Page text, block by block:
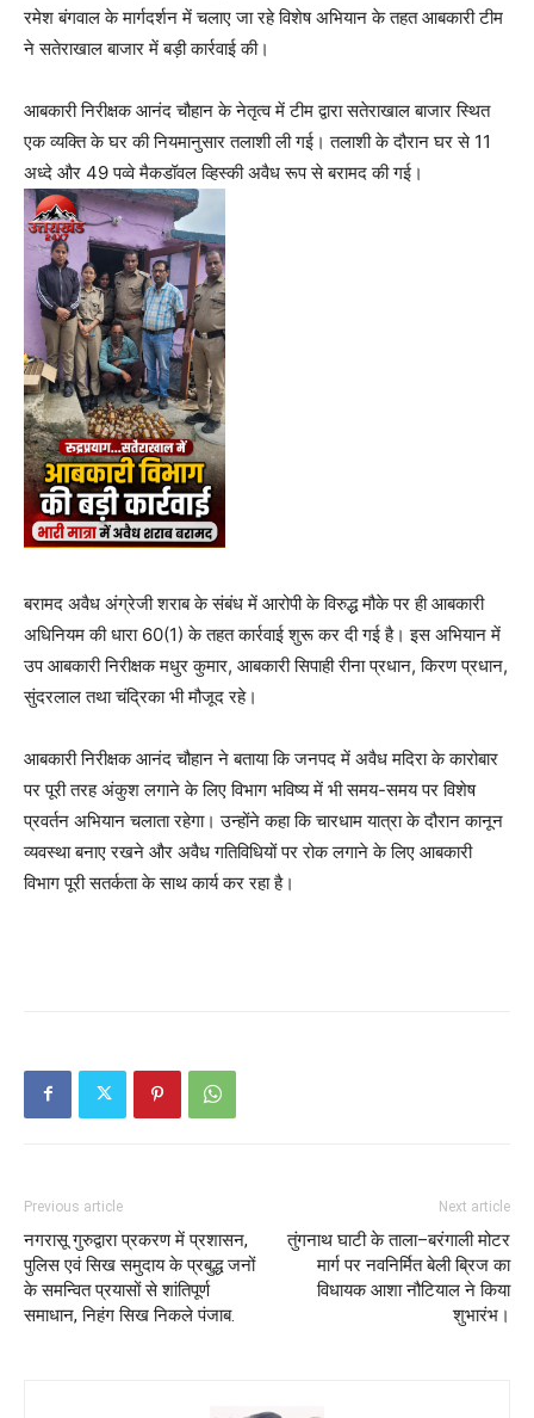
रमेश बंगवाल के मार्गदर्शन में चलाए जा रहे विशेष अभियान के तहत आबकारी टीम
ने सतेराखाल बाजार में बड़ी कार्रवाई की।
आबकारी निरीक्षक आनंद चौहान के नेतृत्व में टीम द्वारा सतेराखाल बाजार स्थित
एक व्यक्ति के घर की नियमानुसार तलाशी ली गई। तलाशी के दौरान घर से 11
अध्दे और 49 पव्वे मैकडॉवल व्हिस्की अवैध रूप से बरामद की गई।
बरामद अवैध अंग्रेजी शराब के संबंध में आरोपी के विरुद्ध मौके पर ही आबकारी
अधिनियम की धारा 60(1) के तहत कार्रवाई शुरू कर दी गई है। इस अभियान में
उप आबकारी निरीक्षक मधुर कुमार, आबकारी सिपाही रीना प्रधान, किरण प्रधान,
सुंदरलाल तथा चंद्रिका भी मौजूद रहे।
आबकारी निरीक्षक आनंद चौहान ने बताया कि जनपद में अवैध मदिरा के कारोबार
पर पूरी तरह अंकुश लगाने के लिए विभाग भविष्य में भी समय-समय पर विशेष
प्रवर्तन अभियान चलाता रहेगा। उन्होंने कहा कि चारधाम यात्रा के दौरान कानून
व्यवस्था बनाए रखने और अवैध गतिविधियों पर रोक लगाने के लिए आबकारी
विभाग पूरी सतर्कता के साथ कार्य कर रहा है।
Previous article
नगरासू गुरुद्वारा प्रकरण में प्रशासन,
पुलिस एवं सिख समुदाय के प्रबुद्ध जनों
के समन्वित प्रयासों से शांतिपूर्ण
समाधान, निहंग सिख निकले पंजाब.
Next article
तुंगनाथ घाटी के ताला–बरंगाली मोटर
मार्ग पर नवनिर्मित बेली ब्रिज का
विधायक आशा नौटियाल ने किया
शुभारंभ।